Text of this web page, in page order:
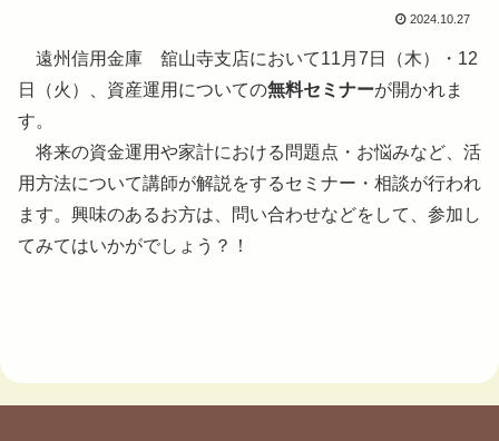
2024.10.27
遠州信用金庫 舘山寺支店において11月7日（木）・12
日（火）、資産運用についての無料セミナーが開かれま
す。
将来の資金運用や家計における問題点・お悩みなど、活
用方法について講師が解説をするセミナー・相談が行われ
ます。興味のあるお方は、問い合わせなどをして、参加し
てみてはいかがでしょう？！